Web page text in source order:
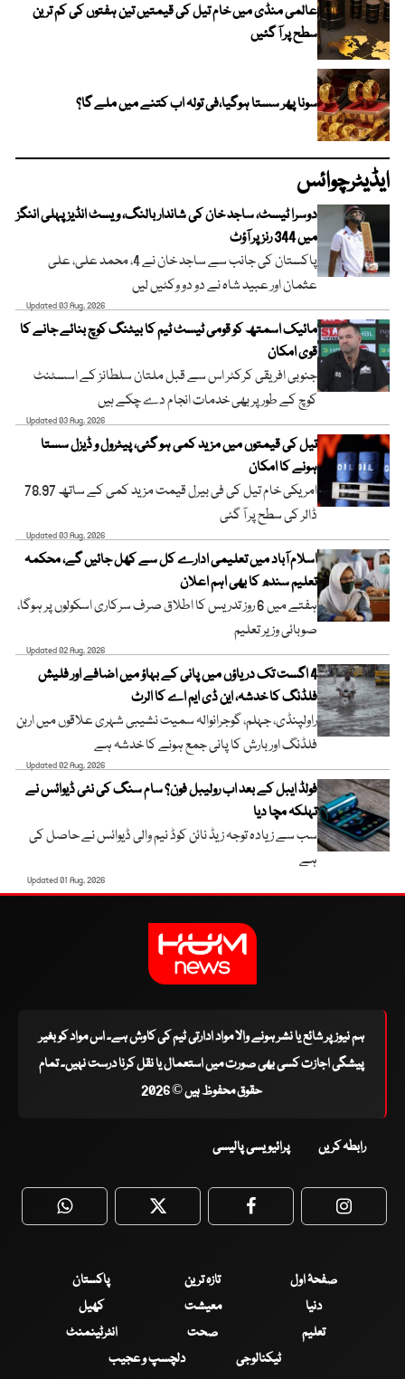
عالمی منڈی میں خام تیل کی قیمتیں تین ہفتوں کی کم ترین
سطح پر آ گئیں
سونا پھر سستا ہوگیا،فی تولہ اب کتنے میں ملے گا؟
ایڈیٹرچوائس
دوسرا ٹیسٹ، ساجد خان کی شاندار بالنگ، ویسٹ انڈیز پہلی اننگز
میں 344 رنز پر آؤٹ
پاکستان کی جانب سے ساجد خان نے 4، محمد علی، علی
عثمان اور عبید شاہ نے دو دو وکٹیں لیں
Updated 03 Aug, 2026
مائیک اسمتھ کو قومی ٹیسٹ ٹیم کا بیٹنگ کوچ بنائے جانے کا
قوی امکان
جنوبی افریقی کرکٹر اس سے قبل ملتان سلطانز کے اسسٹنٹ
کوچ کے طور پر بھی خدمات انجام دے چکے ہیں
Updated 03 Aug, 2026
تیل کی قیمتوں میں مزید کمی ہو گئی، پیٹرول و ڈیزل سستا
ہونے کا امکان
امریکی خام تیل کی فی بیرل قیمت مزید کمی کے ساتھ 78.97
ڈالر کی سطح پر آ گئی
Updated 03 Aug, 2026
اسلام آباد میں تعلیمی ادارے کل سے کھل جائیں گے، محکمہ
تعلیم سندھ کا بھی اہم اعلان
ہفتے میں 6 روز تدریس کا اطلاق صرف سرکاری اسکولوں پر ہوگا،
صوبائی وزیر تعلیم
Updated 02 Aug, 2026
4 اگست تک دریاؤں میں پانی کے بہاؤ میں اضافے اور فلیش
فلڈنگ کا خدشہ، این ڈی ایم اے کا الرٹ
راولپنڈی، جہلم، گوجرانوالہ سمیت نشیبی شہری علاقوں میں اربن
فلڈنگ اور بارش کا پانی جمع ہونے کا خدشہ ہے
Updated 02 Aug, 2026
فولڈ ایبل کے بعد اب رولیبل فون؟ سام سنگ کی نئی ڈیوائس نے
تہلکہ مچا دیا
سب سے زیادہ توجہ زیڈ نائن کوڈ نیم والی ڈیوائس نے حاصل کی
ہے
Updated 01 Aug, 2026
ہم نیوز پر شائع یا نشر ہونے والا مواد ادارتی ٹیم کی کاوش ہے۔ اس مواد کو بغیر
پیشگی اجازت کسی بھی صورت میں استعمال یا نقل کرنا درست نہیں۔ تمام
حقوق محفوظ ہیں © 2026
رابطہ کریں پرائیویسی پالیسی
WhatsApp Twitter Facebook
صفحۂ اول تازہ ترین
پاکستان
دنیا
معیشت
کھیل
تعلیم
صحت
انٹرٹینمنٹ
ٹیکنالوجی
دلچسپ و عجیب